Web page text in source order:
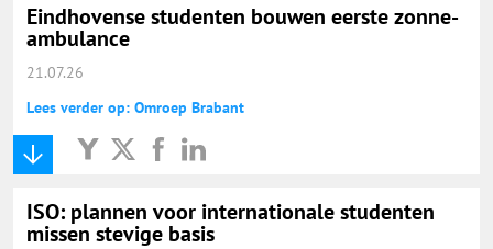
Eindhovense studenten bouwen eerste zonne-
ambulance
21.07.26
Lees verder op: Omroep Brabant
ISO: plannen voor internationale studenten
missen stevige basis